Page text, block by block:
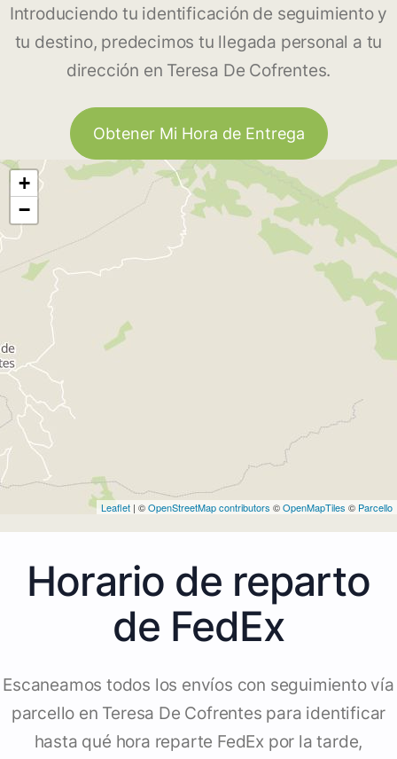
Introduciendo tu identificación de seguimiento y
tu destino, predecimos tu llegada personal a tu
dirección en Teresa De Cofrentes.
Obtener Mi Hora de Entrega
+
−
Leaflet | ©OpenStreetMap contributors ©OpenMapTiles © Parcello
Horario de reparto
de FedEx
Escaneamos todos los envíos con seguimiento vía
parcello en Teresa De Cofrentes para identificar
hasta qué hora reparte FedEx por la tarde,